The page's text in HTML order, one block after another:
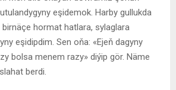
eşidemok. Harby gullukda
hormat hatlara, sylaglara
eşidipdim. Sen oňa: «Ejeň dagyny
bolsa menem razy» diýip gör. Näme
berdi.